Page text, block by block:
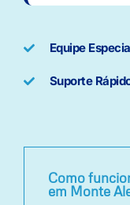
Equipe
Suporte
Como
em Monte